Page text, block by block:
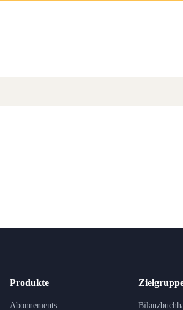
Produkte
Abonnements